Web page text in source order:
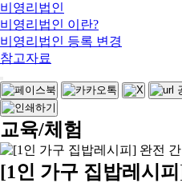
비영리법인
비영리법인 이란?
비영리법인 등록 변경
참고자료
교육/체험
[1인 가구 집밥레시